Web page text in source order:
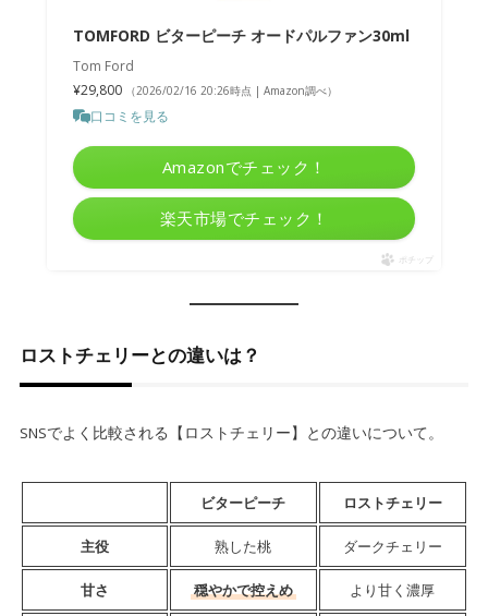
TOMFORD ビターピーチ オードパルファン30ml
Tom Ford
¥29,800
（2026/02/16 20:26時点 | Amazon調べ）
口コミを見る
Amazonでチェック！
楽天市場でチェック！
ポチップ
ロストチェリーとの違いは？
SNSでよく比較される【ロストチェリー】との違いについて。
ビターピーチ ロストチェリー
主役 熟した桃 ダークチェリー
甘さ 穏やかで控えめ より甘く濃厚